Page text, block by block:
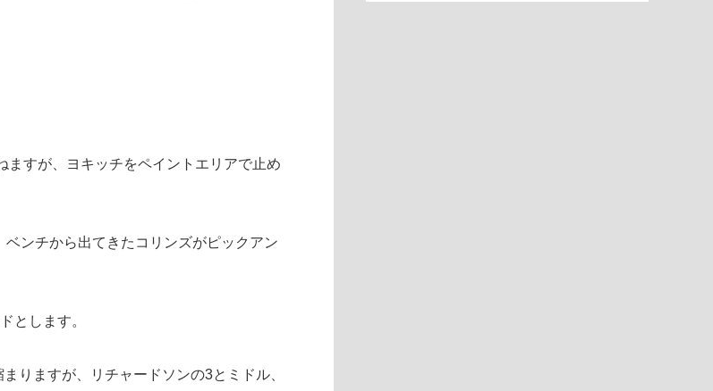
すが、ヨキッチをペイントエリアで止め
ンチから出てきたコリンズがピックアン
とします。
りますが、リチャードソンの3とミドル、